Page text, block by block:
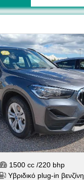
1500 cc /220 bhp
Υβριδικό plug-in βενζίνη